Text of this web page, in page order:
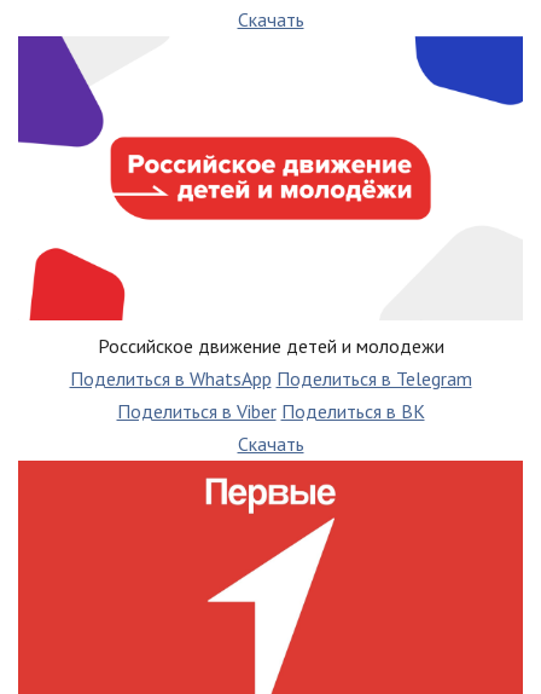
Скачать
Российское движение детей и молодежи
Поделиться в WhatsApp Поделиться в Telegram
Поделиться в Viber Поделиться в ВК
Скачать